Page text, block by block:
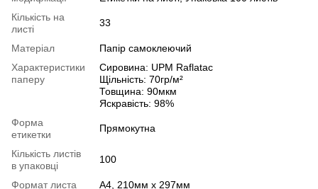
Кількість на
листі
33
Матеріал
Папір самоклеючий
Характеристики
паперу
Сировина: UPM Raflatac
Щільність: 70гр/м²
Товщина: 90мкм
Яскравість: 98%
Форма
етикетки
Прямокутна
Кількість листів
в упаковці
100
Формат листа А4, 210мм х 297мм